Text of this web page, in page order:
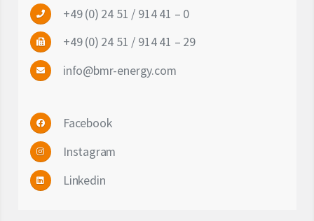
Unternehmen
Windenergie
Photovoltaik
Batteriespeicher
+49 (0) 24 51 / 914 41 – 0
+49 (0) 24 51 / 914 41 – 29
info@bmr-energy.com
Facebook
Instagram
Linkedin